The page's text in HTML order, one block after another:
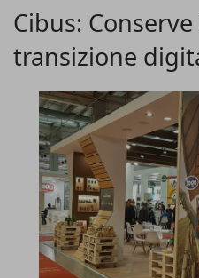
focalizzata sulle tecnologie
etichettatura e
Labelling.
Cibus:
transizione